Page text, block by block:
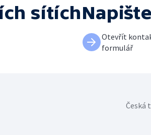
sítích
Otevřít
formulář
Česká